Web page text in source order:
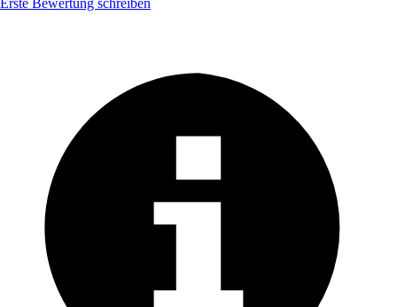
Erste Bewertung schreiben